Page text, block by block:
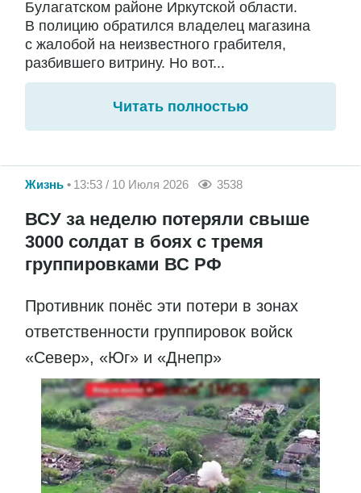
Булагатском районе Иркутской области.
В полицию обратился владелец магазина
с жалобой на неизвестного грабителя,
разбившего витрину. Но вот...
Читать полностью
Жизнь 13:53 / 10 Июля 2026 3538
ВСУ за неделю потеряли свыше
3000 солдат в боях с тремя
группировками ВС РФ
Противник понёс эти потери в зонах
ответственности группировок войск
«Север», «Юг» и «Днепр»